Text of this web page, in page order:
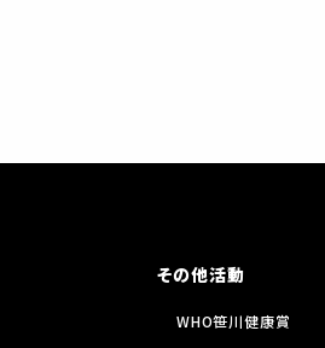
その他活動
WHO笹川健康賞